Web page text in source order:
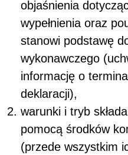
objaśnienia
wypełnienia oraz
stanowi podstawę
wykonawczego
informację o
deklaracji),
warunki i tryb
pomocą środków
(przede wszystkim